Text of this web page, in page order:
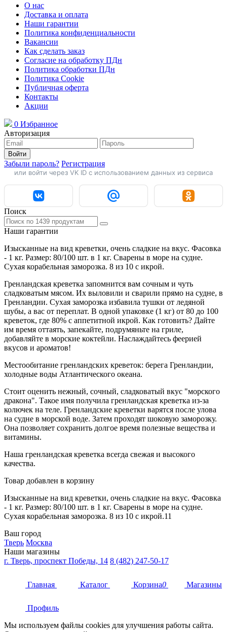
О нас
Доставка и оплата
Наши гарантии
Политика конфиденциальности
Вакансии
Как сделать заказ
Согласие на обработку ПДн
Политика обработки ПДн
Политика Cookie
Публичная оферта
Контакты
Акции
0 Избранное
Авторизация
Войти
Забыли пароль? Регистрация
или войти через VK ID с использованием данных из сервиса
Поиск
Наши гарантии
Изысканные на вид креветки, очень сладкие на вкус. Фасовка
- 1 кг. Размер: 80/100 шт. в 1 кг. Сварены в море на судне.
Сухая корабельная заморозка. 8 из 10 с икрой.
Гренландская креветка запомнится вам сочным и чуть
сладковатым мясом. Их выловили и сварили прямо на судне, в
Гренландии. Сухая заморозка избавила тушки от ледяной
шубы, а вас от переплат. В одной упаковке (1 кг) от 80 до 100
креветок, где 80% с аппетитной икрой. Как готовить? Дайте
им время оттаять, запекайте, подрумяньте на гриле,
добавляйте в морские коктейли. Наслаждайтесь феерией
вкусов и ароматов!
Местообитание гренландских креветок: берега Гренландии,
холодные воды Атлантического океана.
Стоит оценить нежный, сочный, сладковатый вкус "морского
дракона". Такое имя получила гренландская креветка из-за
колючек на теле. Гренландские креветки варятся после улова
на судне в морской воде. Затем проходят шоковую заморозку.
Она позволяет сохранить долгое время полезные вещества и
витамины.
Наша гренландская креветка всегда свежая и высокого
качества.
Товар добавлен в корзину
Изысканные на вид креветки, очень сладкие на вкус. Фасовка
- 1 кг. Размер: 80/100 шт. в 1 кг. Сварены в море на судне.
Сухая корабельная заморозка. 8 из 10 с икрой.11
Ваш город
Тверь Москва
Наши магазины
г. Тверь, проспект Победы, 14 8 (482) 247-50-17
Главная Каталог Корзина0 Магазины
Профиль
Мы используем файлы cookies для улучшения работы сайта.